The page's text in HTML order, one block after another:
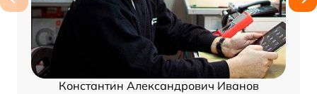
Константин Александрович Иванов